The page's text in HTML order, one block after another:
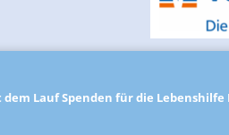
dem LaufSpenden für die Lebenshilfe